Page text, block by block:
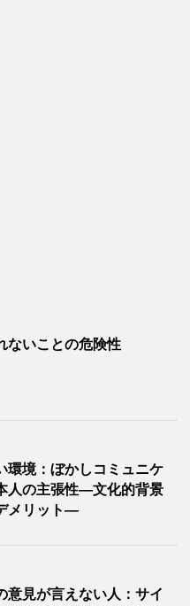
ないことの危険性
環境：ぼかしコミュニケ
人の主張性―文化的背景
メリット―
意見が言えない人：サイ